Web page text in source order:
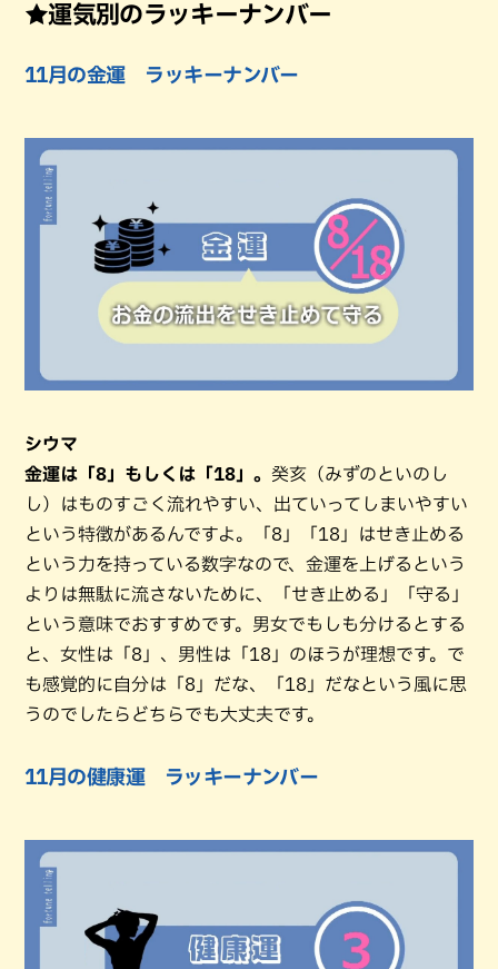
★運気別のラッキーナンバー
11月の金運 ラッキーナンバー
シウマ
金運は「8」もしくは「18」。 癸亥（みずのといのし
し）はものすごく流れやすい、出ていってしまいやすい
という特徴があるんですよ。「8」「18」はせき止める
という力を持っている数字なので、金運を上げるという
よりは無駄に流さないために、「せき止める」「守る」
という意味でおすすめです。男女でもしも分けるとする
と、女性は「8」、男性は「18」のほうが理想です。で
も感覚的に自分は「8」だな、「18」だなという風に思
うのでしたらどちらでも大丈夫です。
11月の健康運 ラッキーナンバー